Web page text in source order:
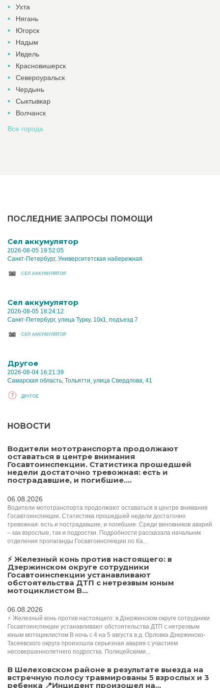
Ухта
Нягань
Югорск
Надым
Ивдель
Красновишерск
Североуральск
Чердынь
Сыктывкар
Волчанск
Все города
ПОСЛЕДНИЕ ЗАПРОСЫ ПОМОЩИ
Cел аккумулятор
2026-08-05 19:52:05
Санкт-Петербург, Университетская набережная
CЕЛ АККУМУЛЯТОР
Cел аккумулятор
2026-08-05 18:24:12
Санкт-Петербург, улица Турку, 10к1, подъезд 7
CЕЛ АККУМУЛЯТОР
Другое
2026-08-04 16:21:39
Самарская область, Тольятти, улица Свердлова, 41
ДРУГОЕ
НОВОСТИ
Водители мототранспорта продолжают
оставаться в центре внимания
Госавтоинспекции. Статистика прошедшей
недели достаточно тревожная: есть и
пострадавшие, и погибшие....
06.08.2026
Водители мототранспорта продолжают оставаться в центре внимания
Госавтоинспекции. Статистика прошедшей недели достаточно
тревожная: есть и пострадавшие, и погибшие. Среди виновников аварий
– как взрослые, так и подростки. Подробности рассказала начальник
отделения пропаганды Госавтоинспекции по Ка...
⚡ Железный конь против настоящего: в
Дзержинском округе сотрудники
Госавтоинспекции устанавливают
обстоятельства ДТП с нетрезвым юным
мотоциклистом В...
06.08.2026
⚡ Железный конь против настоящего: в Дзержинском округе сотрудники
Госавтоинспекции устанавливают обстоятельства ДТП с нетрезвым
юным мотоциклистом В ночь с 4 на 5 августа в д. Орловка Дзержинско-
Тасеевского округа произошла серьезная авария с участием
несовершеннолетнего подростка. Полицейскими...
В Шелеховском районе в результате выезда на
встречную полосу травмированы 5 взрослых и 3
ребенка 📍Инцидент произошел на...